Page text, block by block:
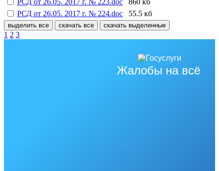
РСД от 26.05. 2017 г. № 224.doc
55.5 кб
выделить все скачать все скачать выделенные
1 2 3
Жалобы на всё